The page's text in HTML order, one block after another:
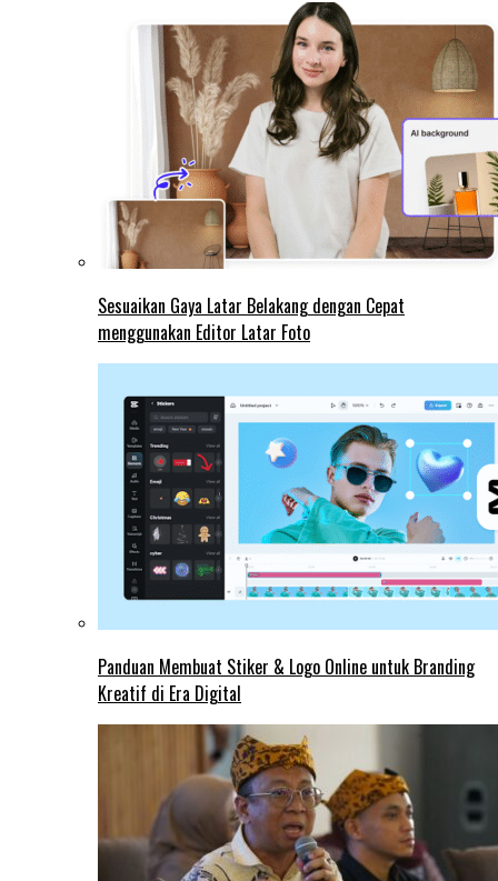
Sesuaikan Gaya Latar Belakang dengan Cepat
menggunakan Editor Latar Foto
Panduan Membuat Stiker & Logo Online untuk Branding
Kreatif di Era Digital